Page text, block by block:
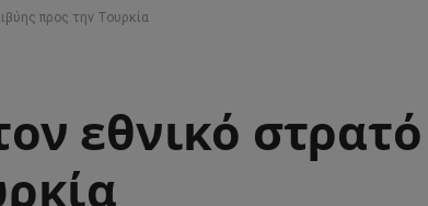
προς την Τουρκία
εθνικό